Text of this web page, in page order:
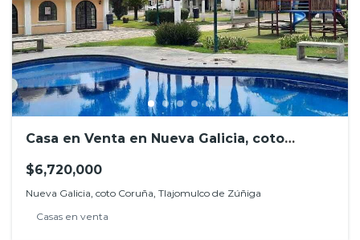
Casa en Venta en Nueva Galicia, coto
$6,720,000
Nueva Galicia, coto Coruña, Tlajomulco de Zúñiga
Casas en venta